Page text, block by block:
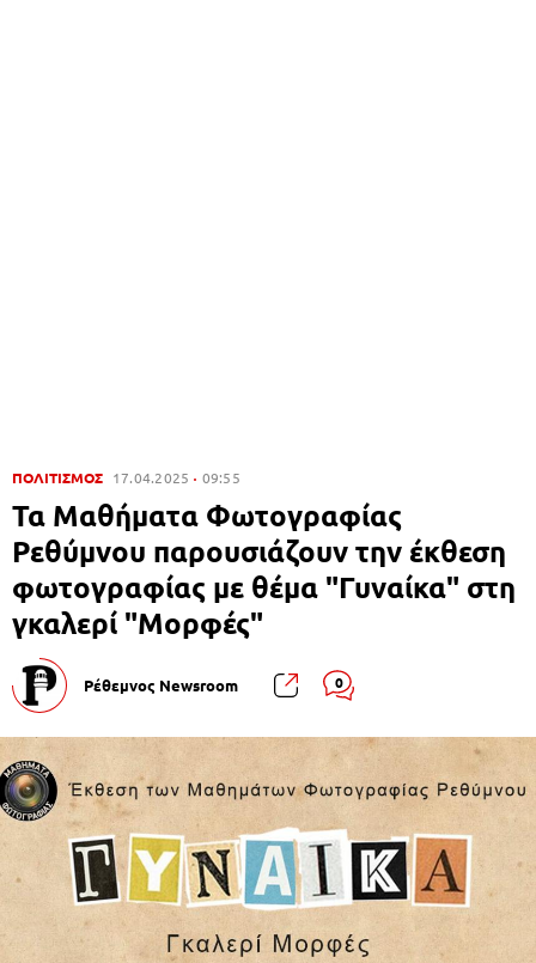
ΠΟΛΙΤΙΣΜΟΣ 17.04.2025 09:55
Τα Μαθήματα Φωτογραφίας
Ρεθύμνου παρουσιάζουν την έκθεση
φωτογραφίας με θέμα "Γυναίκα" στη
γκαλερί "Μορφές"
Ρέθεμνος Newsroom 0